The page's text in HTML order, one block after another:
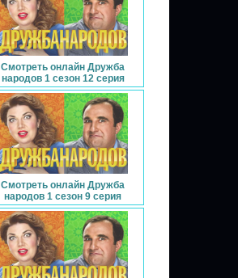
Смотреть онлайн Дружба
народов 1 сезон 12 серия
Смотреть онлайн Дружба
народов 1 сезон 9 серия